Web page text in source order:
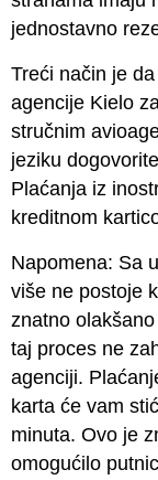
jednostavno
Treći način je
agencije Kielo
stručnim
jeziku
Plaćanja iz
kreditnom
Napomena: Sa
više ne postoje
znatno
taj proces ne
agenciji.
karta će vam
minuta. Ovo je
omogućilo